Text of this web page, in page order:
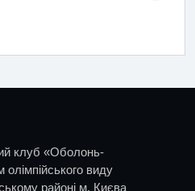
клуб «Оболонь-
виду
районі м. Києва